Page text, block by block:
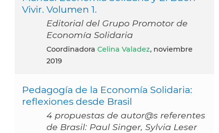
Vivir. Volumen 1.
Editorial del Grupo Promotor de
Economía Solidaria
Coordinadora Celina Valadez, noviembre
2019
Pedagogía de la Economía Solidaria:
reflexiones desde Brasil
4 propuestas de autor@s referentes
de Brasil: Paul Singer, Sylvia Leser